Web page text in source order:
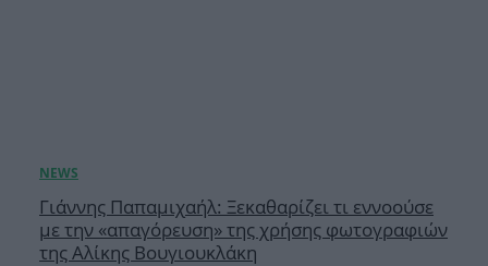
Γιάννης Παπαμιχαήλ: Ξεκαθαρίζει τι εννοούσε
με την «απαγόρευση» της χρήσης φωτογραφιών
της Αλίκης Βουγιουκλάκη